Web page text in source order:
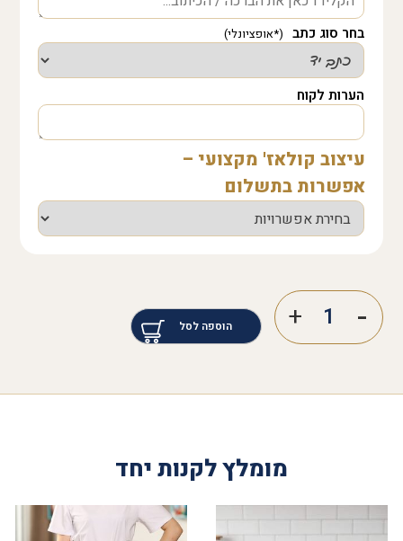
בחר סוג כתב
הערות לקוח
עיצוב קולאז' מקצועי –
אפשרות בתשלום
הוספה לסל
מומלץ לקנות יחד